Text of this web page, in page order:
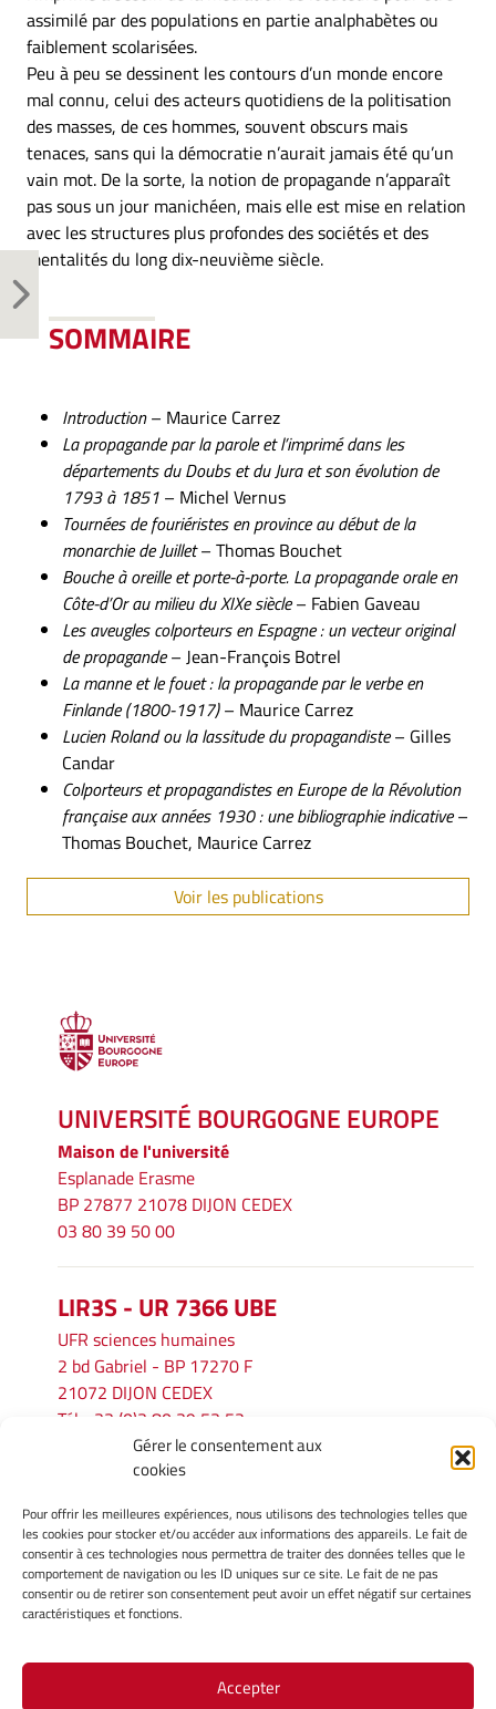
Gérer le consentement aux
cookies
Pour offrir les meilleures expériences, nous utilisons des technologies telles que
les cookies pour stocker et/ou accéder aux informations des appareils. Le fait de
consentir à ces technologies nous permettra de traiter des données telles que le
comportement de navigation ou les ID uniques sur ce site. Le fait de ne pas
consentir ou de retirer son consentement peut avoir un effet négatif sur certaines
caractéristiques et fonctions.
Accepter
assimilé par des populations en partie analphabètes ou
faiblement scolarisées.
Peu à peu se dessinent les contours d’un monde encore
mal connu, celui des acteurs quotidiens de la politisation
des masses, de ces hommes, souvent obscurs mais
tenaces, sans qui la démocratie n’aurait jamais été qu’un
vain mot. De la sorte, la notion de propagande n’apparaît
pas sous un jour manichéen, mais elle est mise en relation
avec les structures plus profondes des sociétés et des
mentalités du long dix-neuvième siècle.
SOMMAIRE
Introduction– Maurice Carrez
La propagande par la parole et l’imprimé dans les
départements du Doubs et du Jura et son évolution de
1793 à 1851 – Michel Vernus
Tournées de fouriéristes en province au début de la
monarchie de Juillet– Thomas Bouchet
Bouche à oreille et porte-à-porte. La propagande orale en
Côte-d’Or au milieu du XIXe siècle– Fabien Gaveau
Les aveugles colporteurs en Espagne : un vecteur original
de propagande– Jean-François Botrel
La manne et le fouet : la propagande par le verbe en
Finlande (1800-1917)– Maurice Carrez
Lucien Roland ou la lassitude du propagandiste– Gilles
Candar
Colporteurs et propagandistes en Europe de la Révolution
française aux années 1930 : une bibliographie indicative–
Thomas Bouchet, Maurice Carrez
Voir les publications
UNIVERSITÉ BOURGOGNE EUROPE
Maison de l'université
Esplanade Erasme
BP 27877 21078 DIJON CEDEX
03 80 39 50 00
LIR3S - UR 7366 UBE
UFR sciences humaines
2 bd Gabriel - BP 17270 F
21072 DIJON CEDEX
Tél. : 33 (0)3 80 39 53 52
lir3s@u-bourgogne.fr
INFORMATIONS LÉGALES
Mentions légales
Gérer mes cookies
Politique de cookies
Avertissement